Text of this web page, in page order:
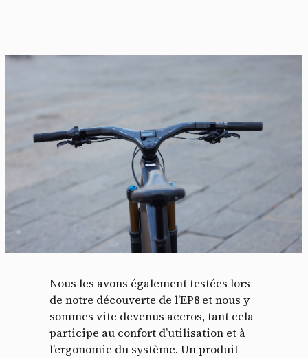
Nous les avons également testées lors
de notre découverte de l’EP8 et nous y
sommes vite devenus accros, tant cela
participe au confort d’utilisation et à
l’ergonomie du système. Un produit